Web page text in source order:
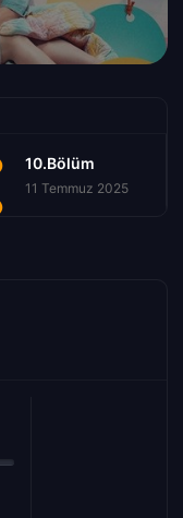
10.Bölüm
11 Temmuz 2025